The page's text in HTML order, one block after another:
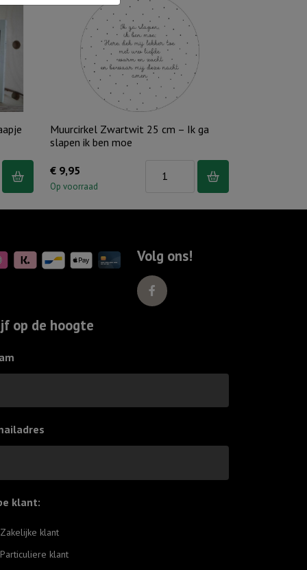
Muurcirkel Zwartwit 25 cm – Ik ga
slapen ik ben moe
€ 9,95
Op voorraad
Ik
ga
slapen
aantal
Volg ons!
op de hoogte
klant:
Zakelijke klant
Particuliere klant